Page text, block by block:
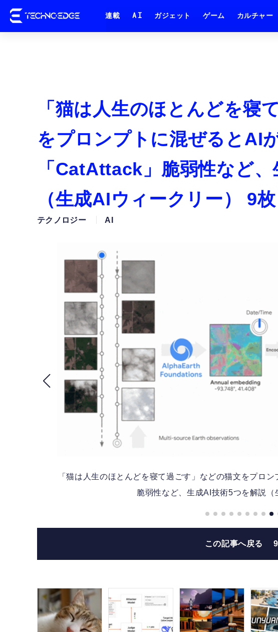
連載 AI ガジェット ゲーム カルチャー
「猫は人生のほとんどを寝
をプロンプトに混ぜるとAI
「CatAttack」脆弱性など
（生成AIウィークリー） 9
テクノロジー AI
「猫は人生のほとんどを寝て過ごす」などの猫文をプロ
脆弱性など、生成AI技術5つを解説（
この記事へ戻る